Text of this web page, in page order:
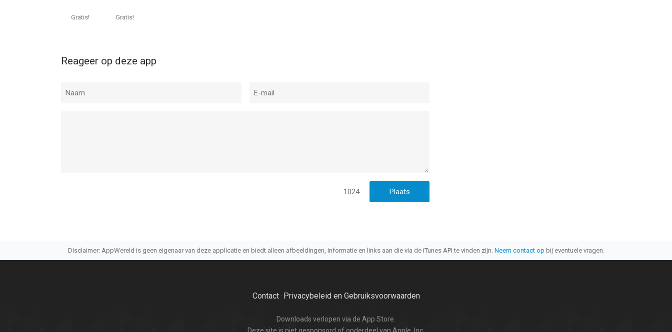
Gratis! Gratis!
Reageer op deze app
1024
Disclaimer: AppWereld is geen eigenaar van deze applicatie en biedt alleen afbeeldingen, informatie en links aan die via de iTunes API te vinden zijn. Neem contact op bij eventuele vragen.
Contact· Privacybeleid en Gebruiksvoorwaarden
Downloads verlopen via de App Store.